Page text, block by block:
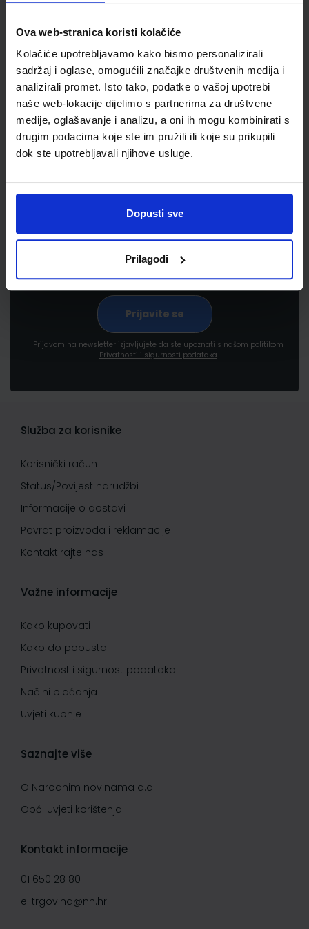
Ova web-stranica koristi kolačiće
Kolačiće upotrebljavamo kako bismo personalizirali
sadržaj i oglase, omogućili značajke društvenih medija i
analizirali promet. Isto tako, podatke o vašoj upotrebi
naše web-lokacije dijelimo s partnerima za društvene
medije, oglašavanje i analizu, a oni ih mogu kombinirati s
drugim podacima koje ste im pružili ili koje su prikupili
dok ste upotrebljavali njihove usluge.
Dopusti sve
Prilagodi
Newsletter prijava
Prijavite se kako bi primali informacije o novim
proizvodima i uslugama, akcijama i drugim
Prijavom na newsletter izjavljujete da ste upoznati s našom politikom
Privatnosti i sigurnosti podataka
Služba za korisnike
Korisnički račun
Status/Povijest narudžbi
Informacije o dostavi
Povrat proizvoda i reklamacije
Kontaktirajte nas
Važne informacije
Kako kupovati
Kako do popusta
Privatnost i sigurnost podataka
Načini plaćanja
Uvjeti kupnje
Saznajte više
O Narodnim novinama d.d.
Opći uvjeti korištenja
Kontakt informacije
01 650 28 80
e-trgovina@nn.hr